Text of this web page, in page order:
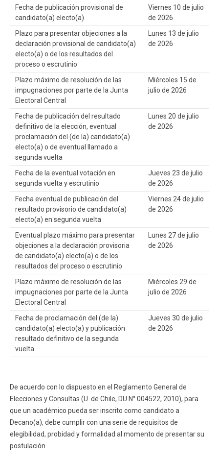
Fecha de publicación provisional de
candidato(a) electo(a)
Viernes 10 de julio
de 2026
Plazo para presentar objeciones a la
declaración provisional de candidato(a)
electo(a) o de los resultados del
proceso o escrutinio
Lunes 13 de julio
de 2026
Plazo máximo de resolución de las
impugnaciones por parte de la Junta
Electoral Central
Miércoles 15 de
julio de 2026
Fecha de publicación del resultado
definitivo de la elección, eventual
proclamación del (de la) candidato(a)
electo(a) o de eventual llamado a
segunda vuelta
Lunes 20 de julio
de 2026
Fecha de la eventual votación en
segunda vuelta y escrutinio
Jueves 23 de julio
de 2026
Fecha eventual de publicación del
resultado provisorio de candidato(a)
electo(a) en segunda vuelta
Viernes 24 de julio
de 2026
Eventual plazo máximo para presentar
objeciones a la declaración provisoria
de candidato(a) electo(a) o de los
resultados del proceso o escrutinio
Lunes 27 de julio
de 2026
Plazo máximo de resolución de las
impugnaciones por parte de la Junta
Electoral Central
Miércoles 29 de
julio de 2026
Fecha de proclamación del (de la)
candidato(a) electo(a) y publicación
resultado definitivo de la segunda
vuelta
Jueves 30 de julio
de 2026
De acuerdo con lo dispuesto en el Reglamento General de
Elecciones y Consultas (U. de Chile, DU N° 004522, 2010), para
que un académico pueda ser inscrito como candidato a
Decano(a), debe cumplir con una serie de requisitos de
elegibilidad, probidad y formalidad al momento de presentar su
postulación.